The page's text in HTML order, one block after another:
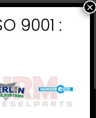
9001 :
×